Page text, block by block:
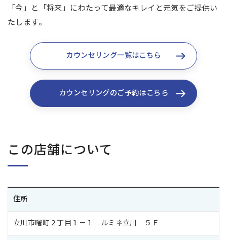
「今」と「将来」にわたって最適なキレイと元気をご提供い
たします。
カウンセリング一覧はこちら
カウンセリングのご予約はこちら
この店舗について
住所
立川市曙町２丁目１－１ ルミネ立川 ５Ｆ